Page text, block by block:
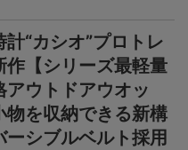
計“カシオ”プロトレ
作【シリーズ最軽量
アウトドアウオッ
物を収納できる新構
ーシブルベルト採用